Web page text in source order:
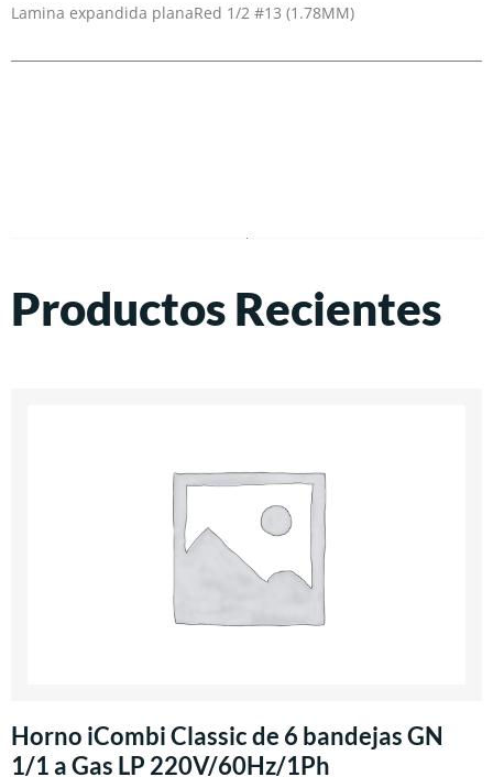
Lamina expandida planaRed 1/2 #13 (1.78MM)
Productos Recientes
Horno iCombi Classic de 6 bandejas GN
1/1 a Gas LP 220V/60Hz/1Ph